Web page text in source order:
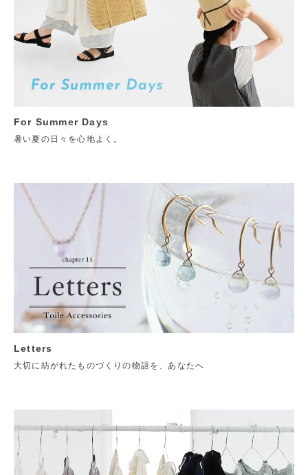
For Summer Days
暑い夏の日々を心地よく。
Letters
大切に紡がれたものづくりの物語を、あなたへ